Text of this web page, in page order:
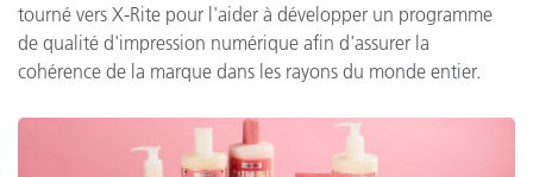
tourné vers X-Rite pour l'aider à développer un programme
de qualité d'impression numérique afin d'assurer la
cohérence de la marque dans les rayons du monde entier.